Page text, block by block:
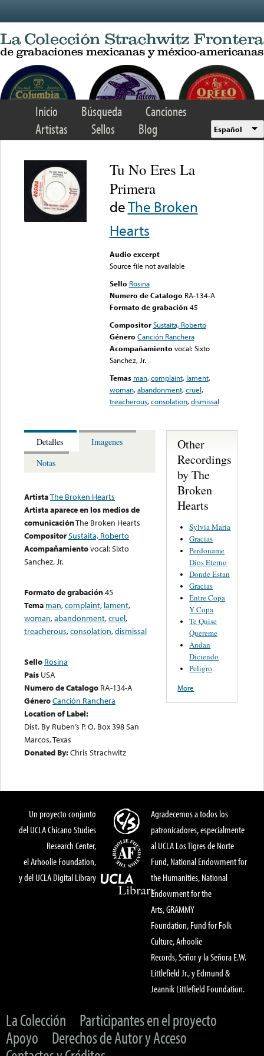
Inicio Búsqueda
Canciones
Artistas
Sellos Blog Español
Tu No Eres La
Primera
deThe Broken
Hearts
Audio excerpt
Source file not available
Sello Rosina
Numero de Catalogo RA-134-A
Formato de grabación 45
Compositor Sustaita, Roberto
Género Canción Ranchera
Acompañamiento vocal: Sixto
Sanchez, Jr.
Temas man,complaint, lament,
woman,abandonment,cruel,
treacherous,consolation,dismissal
Detalles
Imagenes
Notas
ArtistaThe Broken Hearts
Artista aparece en los medios de
comunicaciónThe Broken Hearts
CompositorSustaita, Roberto
Acompañamientovocal: Sixto
Sanchez, Jr.
Formato de grabación45
Tema man,complaint, lament,
woman,abandonment,cruel,
treacherous,consolation,dismissal
Sello Rosina
País USA
Numero de Catalogo RA-134-A
GéneroCanción Ranchera
Location of Label:
Dist. By Ruben’s P. O. Box 398 San
Marcos, Texas
Donated By:Chris Strachwitz
Other
Recordings
by The
Broken
Hearts
Sylvia Maria
Gracias
Perdoname
Dios Eterno
Donde Estan
Gracias
Entre Copa
Y Copa
Te Quise
Quereme
Andan
Diciendo
Peligro
More
Un proyecto conjunto
del UCLA Chicano Studies
Research Center,
el Arhoolie Foundation,
y del UCLA Digital Library
Agradecemos a todos los
patronicadores, especialmente
al UCLA Los Tigres de Norte
Fund, National Endowment for
the Humanities, National
Endowment for the
Arts, GRAMMY
Foundation, Fund for Folk
Culture, Arhoolie
Records, Señor y la Señora E.W.
Littlefield Jr., y Edmund &
Jeannik Littlefield Foundation.
La Colección
Participantes en el proyecto
Apoyo
Derechos de Autor y Acceso